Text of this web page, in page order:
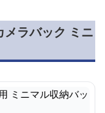
ラバック ミニ